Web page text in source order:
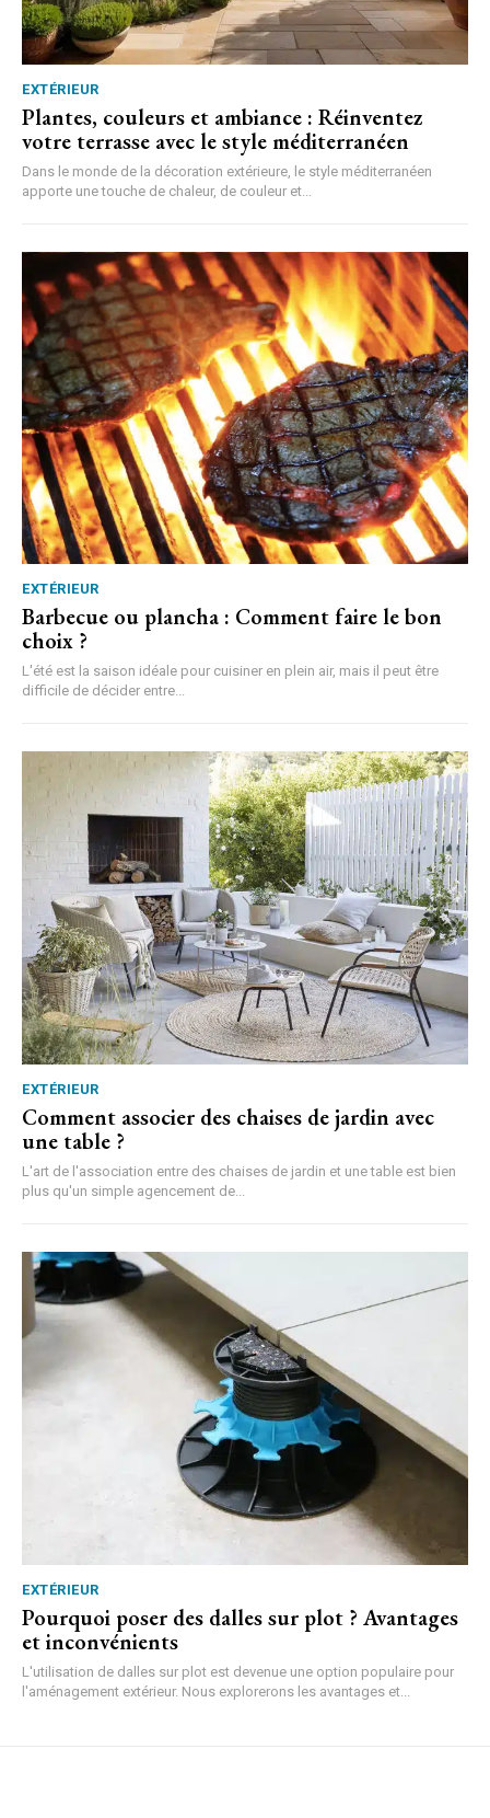
EXTÉRIEUR
Plantes, couleurs et ambiance : Réinventez
votre terrasse avec le style méditerranéen
Dans le monde de la décoration extérieure, le style méditerranéen
apporte une touche de chaleur, de couleur et...
EXTÉRIEUR
Barbecue ou plancha : Comment faire le bon
choix ?
L'été est la saison idéale pour cuisiner en plein air, mais il peut être
difficile de décider entre...
EXTÉRIEUR
Comment associer des chaises de jardin avec
une table ?
L'art de l'association entre des chaises de jardin et une table est bien
plus qu'un simple agencement de...
EXTÉRIEUR
Pourquoi poser des dalles sur plot ? Avantages
et inconvénients
L'utilisation de dalles sur plot est devenue une option populaire pour
l'aménagement extérieur. Nous explorerons les avantages et...